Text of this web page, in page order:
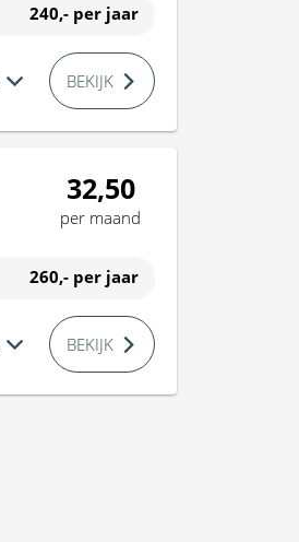
240,- per jaar
BEKIJK
32,50
per maand
260,- per jaar
BEKIJK